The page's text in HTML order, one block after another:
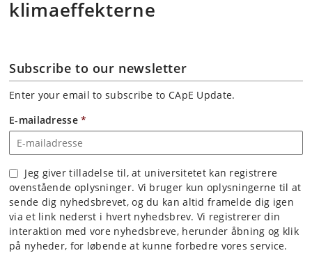
klimaeffekterne
Subscribe to our newsletter
Enter your email to subscribe to CApE Update.
E-mailadresse*
Jeg giver tilladelse til, at universitetet kan registrere
ovenstående oplysninger. Vi bruger kun oplysningerne til at
sende dig nyhedsbrevet, og du kan altid framelde dig igen
via et link nederst i hvert nyhedsbrev. Vi registrerer din
interaktion med vore nyhedsbreve, herunder åbning og klik
på nyheder, for løbende at kunne forbedre vores service.